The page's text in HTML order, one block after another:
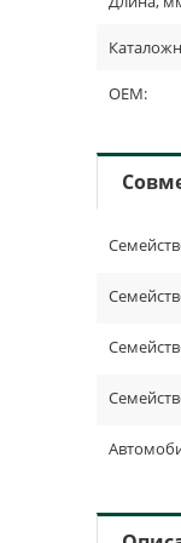
OEM: